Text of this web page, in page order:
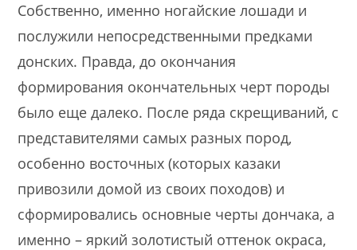
Собственно, именно ногайские лошади и
послужили непосредственными предками
донских. Правда, до окончания
формирования окончательных черт породы
было еще далеко. После ряда скрещиваний, с
представителями самых разных пород,
особенно восточных (которых казаки
привозили домой из своих походов) и
сформировались основные черты дончака, а
именно – яркий золотистый оттенок окраса,